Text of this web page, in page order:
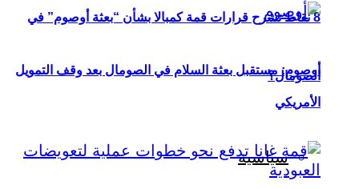
8 نقاط تشرح قرارات قمة كمبالا بشأن “بعثة أوصوم” في
الصومال؟
سياسية
أوصوم: مستقبل بعثة السلام في الصومال بعد وقف التمويل
الأمريكي